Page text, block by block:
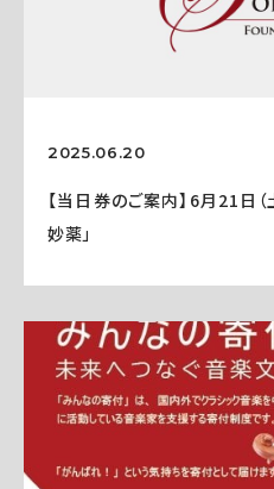
2025.06.20
【当日券のご案内】6月21日
妙薬」